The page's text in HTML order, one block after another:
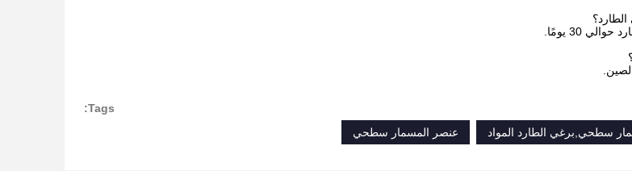
30 يومًا.
Tags:
سطحي,برغي الطارد المواد عنصر المسمار سطحي